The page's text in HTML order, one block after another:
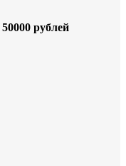
50000 рублей